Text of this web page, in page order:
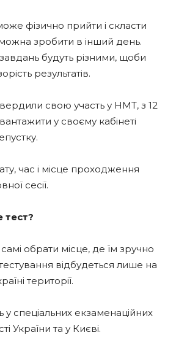
фізично прийти і скласти
можна зробити в інший день.
будуть різними, щоби
результатів.
свою участь у НМТ, з 12
у своєму кабінеті
час і місце проходження
сесії.
обрати місце, де їм зручно
відбудеться лише на
території.
у спеціальних екзаменаційних
України та у Києві.